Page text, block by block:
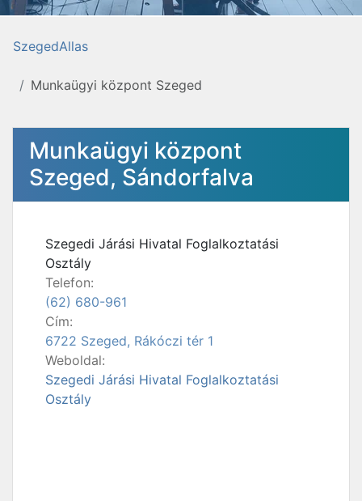
SzegedAllas
Munkaügyi központ Szeged
Munkaügyi központ
Szeged, Sándorfalva
Szegedi Járási Hivatal Foglalkoztatási
Osztály
Telefon:
(62) 680-961
Cím:
6722 Szeged, Rákóczi tér 1
Weboldal:
Szegedi Járási Hivatal Foglalkoztatási
Osztály